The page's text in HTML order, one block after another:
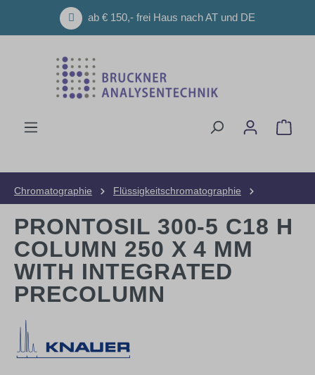
Zum Hauptinhalt springenab € 150,- frei Haus nach AT und DE
Chromatographie
Flüssigkeitschromatographie
PRONTOSIL 300-5 C18 H
COLUMN 250 X 4 MM
WITH INTEGRATED
PRECOLUMN